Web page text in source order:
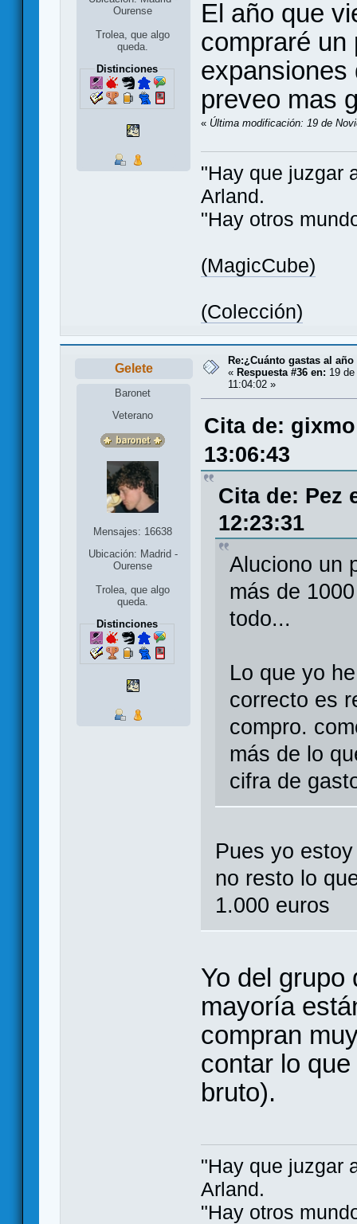
Ourense
Trolea, que algo
queda.
Distinciones
El año que
compraré un
expansiones
preveo mas
« Última modificación: 19 de
"Hay que juzgar
Arland.
"Hay otros
(MagicCube)
(Colección)
Gelete
Baronet
Veterano
Mensajes: 16638
Ubicación: Madrid -
Ourense
Trolea, que algo
queda.
Distinciones
Re:¿Cuánto gastas al
« Respuesta #36 en: 19
11:04:02 »
Cita de:
13:06:43
Cita de: Pez
12:23:31
Aluciono un
más de
todo...
Lo que yo
correcto es
compro.
más de lo
cifra de
Pues yo
no resto lo
1.000 euros
Yo del grupo
mayoría
compran
contar lo
bruto).
"Hay que juzgar
Arland.
"Hay otros